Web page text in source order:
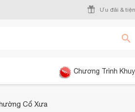
Ưu đãi &
Chương Trình
Cổ Xưa